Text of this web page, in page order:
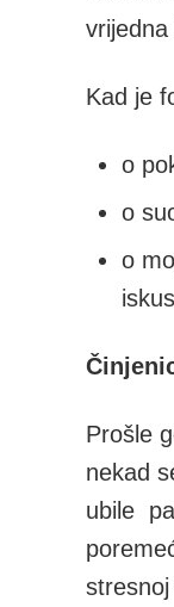
Kad je
o
o
o
Prošle
nekad
ubile